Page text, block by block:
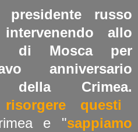
russo
allo
di Mosca per
anniversario
della Crimea.
questi
e "sappiamo